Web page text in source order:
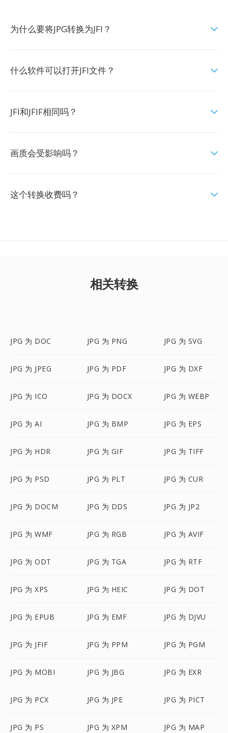
为什么要将JPG转换为JFI？
什么软件可以打开JFI文件？
JFI和JFIF相同吗？
画质会受影响吗？
这个转换收费吗？
相关转换
JPG 为 DOC JPG 为 PNG JPG 为 SVG
JPG 为 JPEG JPG 为 PDF JPG 为 DXF
JPG 为 ICO JPG 为 DOCX JPG 为 WEBP
JPG 为 AI JPG 为 BMP JPG 为 EPS
JPG 为 HDR JPG 为 GIF JPG 为 TIFF
JPG 为 PSD JPG 为 PLT JPG 为 CUR
JPG 为 DOCM JPG 为 DDS JPG 为 JP2
JPG 为 WMF JPG 为 RGB JPG 为 AVIF
JPG 为 ODT JPG 为 TGA JPG 为 RTF
JPG 为 XPS JPG 为 HEIC JPG 为 DOT
JPG 为 EPUB JPG 为 EMF JPG 为 DJVU
JPG 为 JFIF JPG 为 PPM JPG 为 PGM
JPG 为 MOBI JPG 为 JBG JPG 为 EXR
JPG 为 PCX JPG 为 JPE JPG 为 PICT
JPG 为 PS JPG 为 XPM JPG 为 MAP